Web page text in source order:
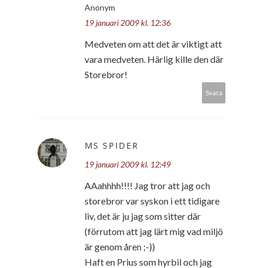
Anonym
19 januari 2009 kl. 12:36
Medveten om att det är viktigt att
vara medveten. Härlig kille den där
Storebror!
Svara
MS SPIDER
19 januari 2009 kl. 12:49
AAahhhh!!!! Jag tror att jag och
storebror var syskon i ett tidigare
liv, det är ju jag som sitter där
(förrutom att jag lärt mig vad miljö
är genom åren ;-))
Haft en Prius som hyrbil och jag